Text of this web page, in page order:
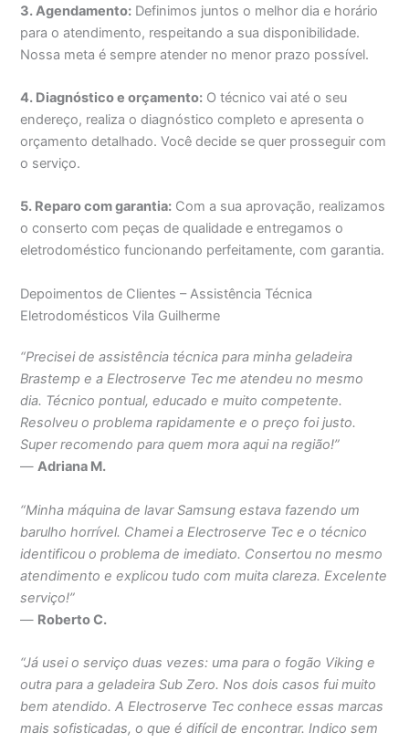
3. Agendamento: Definimos juntos o melhor dia e horário
para o atendimento, respeitando a sua disponibilidade.
Nossa meta é sempre atender no menor prazo possível.
4. Diagnóstico e orçamento: O técnico vai até o seu
endereço, realiza o diagnóstico completo e apresenta o
orçamento detalhado. Você decide se quer prosseguir com
o serviço.
5. Reparo com garantia: Com a sua aprovação, realizamos
o conserto com peças de qualidade e entregamos o
eletrodoméstico funcionando perfeitamente, com garantia.
Depoimentos de Clientes – Assistência Técnica
Eletrodomésticos Vila Guilherme
“Precisei de assistência técnica para minha geladeira
Brastemp e a Electroserve Tec me atendeu no mesmo
dia. Técnico pontual, educado e muito competente.
Resolveu o problema rapidamente e o preço foi justo.
Super recomendo para quem mora aqui na região!”
—Adriana M.
“Minha máquina de lavar Samsung estava fazendo um
barulho horrível. Chamei a Electroserve Tec e o técnico
identificou o problema de imediato. Consertou no mesmo
atendimento e explicou tudo com muita clareza. Excelente
serviço!”
— Roberto C.
“Já usei o serviço duas vezes: uma para o fogão Viking e
outra para a geladeira Sub Zero. Nos dois casos fui muito
bem atendido. A Electroserve Tec conhece essas marcas
mais sofisticadas, o que é difícil de encontrar. Indico sem